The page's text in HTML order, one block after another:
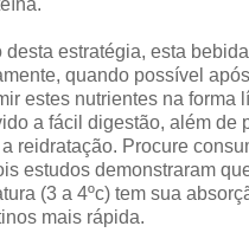
desta estratégia, esta
quando possível
estes nutrientes na forma
a fácil digestão, além de
reidratação. Procure
estudos demonstraram
(3 a 4ºc) tem sua
mais rápida.